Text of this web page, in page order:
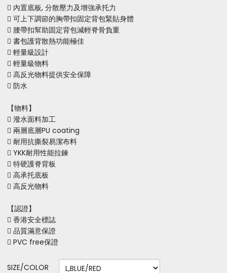
 內置底板, 分散壓力及增強承托力
 可上下調節的胸帶扣固定背包緊貼身體
 腰帶扣幫助固定背包減輕脊骨負重
 書包護背散熱功能極佳
 輕量級設計
 輕量級物料
 高反光物料提供安全保障
 防水
【物料】
 潑水面料加工
 兩層底層PU coating
 耐用抗撕裂易潔布料
 YKK耐用性能拉鍊
 特硬護脊背板
 高承托底板
 高反光物料
【認證】
 香港安全標誌
 品質滿意保證
 PVC free保證
SIZE/COLOR